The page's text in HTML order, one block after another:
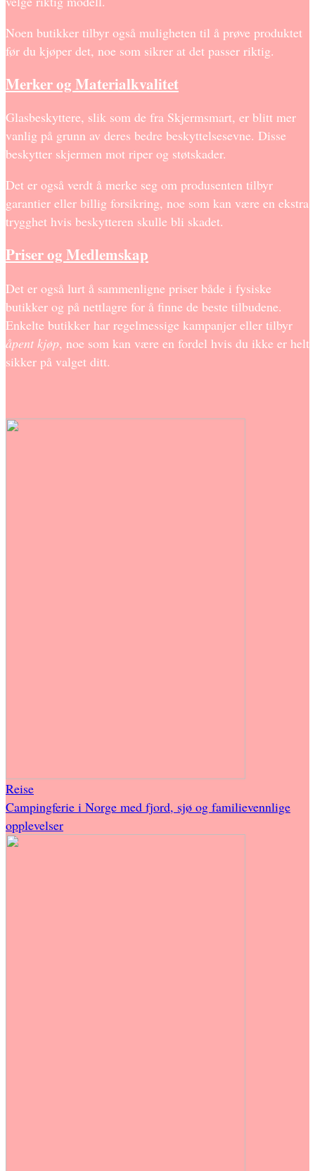
Noen butikker tilbyr også muligheten til å prøve produktet
før du kjøper det, noe som sikrer at det passer riktig.
Merker og Materialkvalitet
Glasbeskyttere, slik som de fra Skjermsmart, er blitt mer
vanlig på grunn av deres bedre beskyttelsesevne. Disse
beskytter skjermen mot riper og støtskader.
Det er også verdt å merke seg om produsenten tilbyr
garantier eller billig forsikring, noe som kan være en ekstra
trygghet hvis beskytteren skulle bli skadet.
Priser og Medlemskap
Det er også lurt å sammenligne priser både i fysiske
butikker og på nettlagre for å finne de beste tilbudene.
Enkelte butikker har regelmessige kampanjer eller tilbyr
åpent kjøp, noe som kan være en fordel hvis du ikke er helt
sikker på valget ditt.
Reise
Campingferie i Norge med fjord, sjø og familievennlige
opplevelser